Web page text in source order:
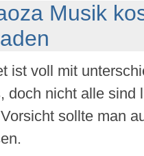
Musik
ist voll mit
doch nicht alle sind
sollte man